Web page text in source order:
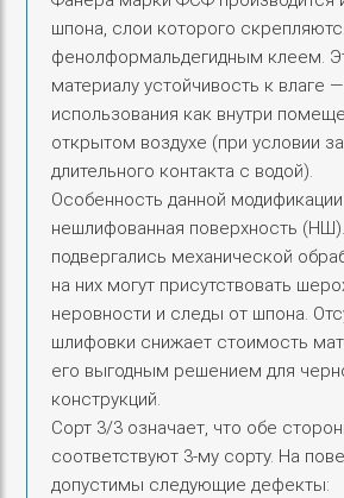
шпона, слои которого
фенолформальдегидным клеем.
материалу устойчивость к влаге
использования как внутри
открытом воздухе (при условии
длительного контакта с водой).
Особенность данной
нешлифованная поверхность
подвергались механической
на них могут присутствовать
неровности и следы от шпона.
шлифовки снижает стоимость
его выгодным решением для
конструкций.
Сорт 3/3 означает, что обе
соответствуют 3‑му сорту. На
допустимы следующие дефекты: